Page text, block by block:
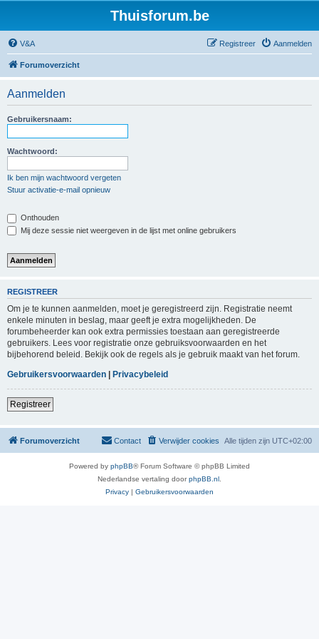
Thuisforum.be
V&A Aanmelden
Registreer
Forumoverzicht
Aanmelden
Gebruikersnaam:
Wachtwoord:
Ik ben mijn wachtwoord vergeten
Stuur activatie-e-mail opnieuw
Onthouden
Mij deze sessie niet weergeven in de lijst met online gebruikers
REGISTREER
Om je te kunnen aanmelden, moet je geregistreerd zijn. Registratie neemt
enkele minuten in beslag, maar geeft je extra mogelijkheden. De
forumbeheerder kan ook extra permissies toestaan aan geregistreerde
gebruikers. Lees voor registratie onze gebruiksvoorwaarden en het
bijbehorend beleid. Bekijk ook de regels als je gebruik maakt van het forum.
Gebruikersvoorwaarden | Privacybeleid
Registreer
Forumoverzicht Alle tijden zijn UTC+02:00
Verwijder cookies
Contact
Powered by phpBB® Forum Software © phpBB Limited
Nederlandse vertaling doorphpBB.nl
Privacy | Gebruikersvoorwaarden